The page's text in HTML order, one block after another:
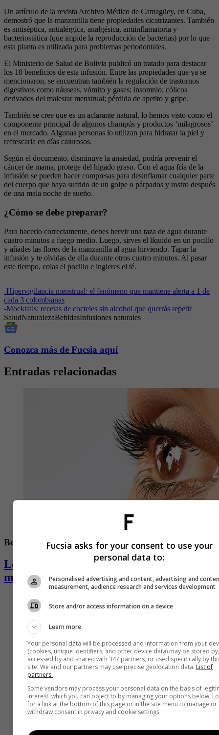
Un artículo de la revista Archivo Médico de Camagüey, en Cuba,
demostró que la manzanilla tiene propiedades cicatrizantes. También
es antiséptica, antialérgica, analgésica, antiinflamatoria y
bacteriostática (que impide la reproducción de bacterias) por lo que
esta planta es utilizada para problemas periodontales.
El Ministerio de Salud de Bolivia publicó un tratado para destacar
los 10 beneficios de esta infusión. Entre las propiedades que ya se
mencionaron, se encuentran también la regulación de trastornos
digestivos como náuseas, vómito y gases; insomnio; cólicos
derivados del malestar menstrual; pérdida de apetito y gripe.
También se cree que es un aclarante natural, lo hemos visto como el
componente principal de algunos champús y productos ‘milagrosos’
en el mercado. Algunas personas lo utilizan para hidratar la piel y
refrescarla en días calurosos.
Según el documento, disminuye la ansiedad, podría prevenir el
cáncer de mama, protege del hígado graso. Con el agua fría de la
infusión se pueden hacer compresas para desinflamar cualquier parte
del cuerpo que haya sufrido de un golpe o párpados y rostro después
de una mala noche de sueño.
¿Cómo se debe preparar?
Para hacerlo correctamente, debes hervir una taza de agua durante
cuatro minutos a fuego medio. Luego, sirves el líquido en un pocillo
y añades las flores de la manzanilla al agua hirviendo. Tapar la
infusión y te olvidas de ella durante otros cuatro minutos. Al pasar
este tiempo, colas el pocillo e ingieres el té.
-Hipervigilancia menstrual: el fenómeno que mantiene alerta a 1 de
cada 3 colombianas
-Mocktails: recetas de cocteles sin alcohol que querrás repetir
SaludNaturalezaBebidasInfusiones naturales
Conozca más de Fucsia aquí
Entradas relacionadas
Belleza y salud
Los peligros para el cuerpo de dormir con
maquillaje
Fucsia asks for your consent to use your
personal data to:
Personalised advertising and content, advertising and
measurement, audience research and services development
Store and/or access information on a device
Learn more
Your personal data will be processed and information from your
(cookies, unique identifiers, and other device data) may be stored by,
accessed by and shared with 347 partners, or used specifically by
site. We and our partners may use precise geolocation data. List of
partners.
Some vendors may process your personal data on the basis of
interest, which you can object to by managing your options below.
for a link at the bottom of this page or in the site menu to manage or
withdraw consent in privacy and cookie settings.